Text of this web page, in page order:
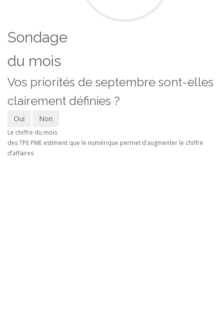
Sondage
du mois
Vos priorités de septembre sont-elles
clairement définies ?
Oui Non
Le chiffre du mois
des TPE PME estiment que le numérique permet d’augmenter le chiffre
d’affaires